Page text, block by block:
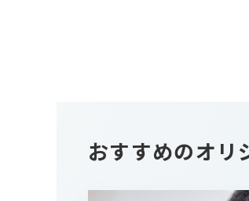
おすすめのオリ